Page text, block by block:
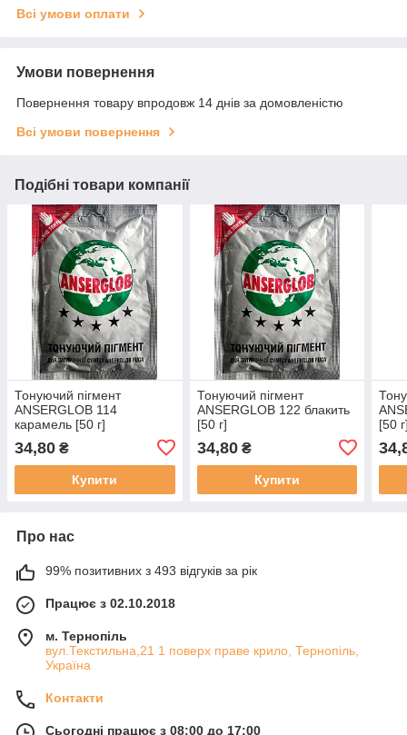
Всі умови оплати
Умови повернення
Повернення товару впродовж 14 днів за домовленістю
Всі умови повернення
Подібні товари компанії
Тонуючий пігмент
ANSERGLOB 114
карамель [50 г]
34,80 ₴
Купити
Тонуючий пігмент
ANSERGLOB 122 блакить
[50 г]
34,80₴
Купити
[50
Про нас
99% позитивних з 493 відгуків за рік
Працює з 02.10.2018
м. Тернопіль
вул.Текстильна,21 1 поверх праве крило, Тернопіль,
Україна
Контакти
Сьогодні працює з 08:00 до 17:00